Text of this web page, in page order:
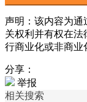
声明：该内容为通
关权利并有权在
行商业化或非商业
分享：
举报
相关搜索